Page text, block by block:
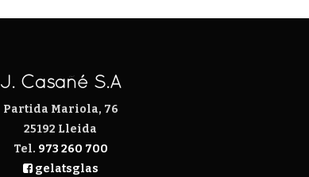
J. Casañé S.A
Partida Mariola, 76
25192 Lleida
Tel. 973 260 700
gelatsglas